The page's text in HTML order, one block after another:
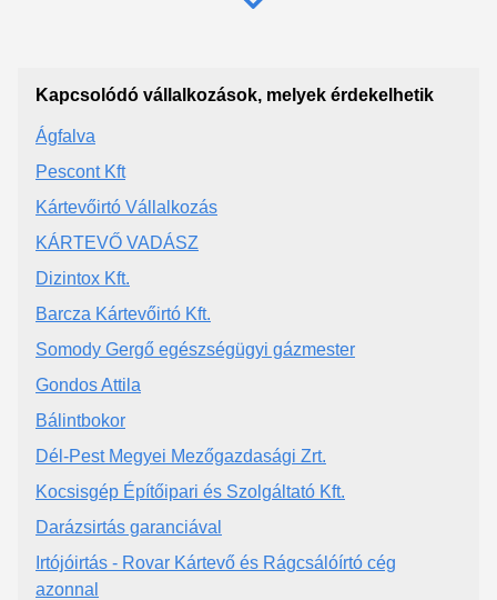
Kapcsolódó vállalkozások, melyek érdekelhetik
Ágfalva
Pescont Kft
Kártevőirtó Vállalkozás
KÁRTEVŐ VADÁSZ
Dizintox Kft.
Barcza Kártevőirtó Kft.
Somody Gergő egészségügyi gázmester
Gondos Attila
Bálintbokor
Dél-Pest Megyei Mezőgazdasági Zrt.
Kocsisgép Építőipari és Szolgáltató Kft.
Darázsirtás garanciával
Irtójóirtás - Rovar Kártevő és Rágcsálóírtó cég
azonnal